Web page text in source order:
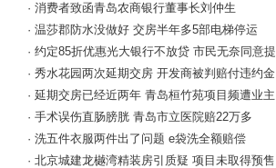
· 消费者致函青岛农商银行董事长刘仲生
· 温莎郡防水没做好 交房半年多5部电梯停运
· 约定85折优惠光大银行不放贷 市民无奈同意提
· 秀水花园两次延期交房 开发商被判赔付违约金
· 延期交房已经近两年 青岛桓竹苑项目频遭业主
· 手术误伤直肠膀胱 青岛市立医院赔22万多
· 洗五件衣服两件出了问题 e袋洗全额赔偿
· 北京城建龙樾湾精装房引质疑 项目未取得预售